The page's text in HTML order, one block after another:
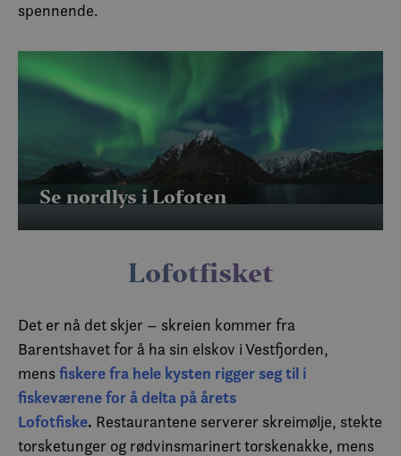
spennende.
Se nordlys i Lofoten
Lofotfisket
Det er nå det skjer – skreien kommer fra
Barentshavet for å ha sin elskov i Vestfjorden,
mensfiskere fra hele kysten rigger seg til i
fiskeværene for å delta på årets
Lofotfiske. Restaurantene serverer skreimølje, stekte
torsketunger og rødvinsmarinert torskenakke, mens